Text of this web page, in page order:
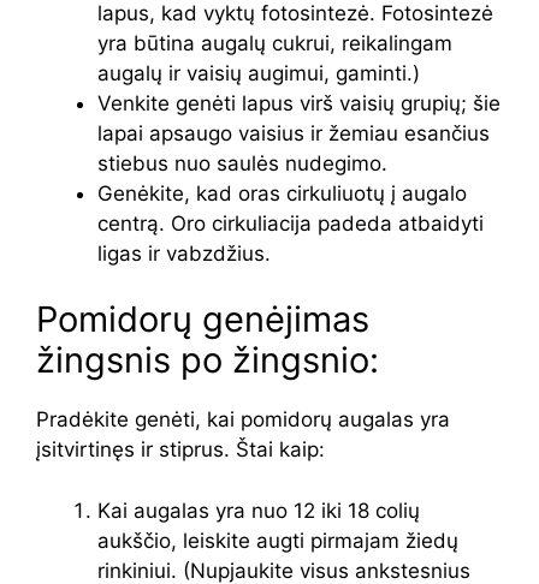
lapus, kad vyktų fotosintezė. Fotosintezė
yra būtina augalų cukrui, reikalingam
augalų ir vaisių augimui, gaminti.)
Venkite genėti lapus virš vaisių grupių; šie
lapai apsaugo vaisius ir žemiau esančius
stiebus nuo saulės nudegimo.
Genėkite, kad oras cirkuliuotų į augalo
centrą. Oro cirkuliacija padeda atbaidyti
ligas ir vabzdžius.
Pomidorų genėjimas
žingsnis po žingsnio:
Pradėkite genėti, kai pomidorų augalas yra
įsitvirtinęs ir stiprus. Štai kaip:
Kai augalas yra nuo 12 iki 18 colių
aukščio, leiskite augti pirmajam žiedų
rinkiniui. (Nupjaukite visus ankstesnius